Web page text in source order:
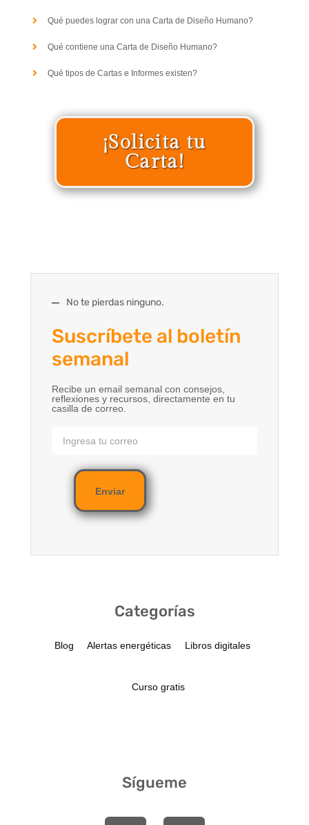
Qué puedes lograr con una Carta de Diseño Humano?
Qué contiene una Carta de Diseño Humano?
Qué tipos de Cartas e Informes existen?
¡Solicita tu
Carta!
No te pierdas ninguno.
Suscríbete al boletín
semanal
Recibe un email semanal con consejos,
reflexiones y recursos, directamente en tu
casilla de correo.
Enviar
Categorías
Blog Alertas energéticas Libros digitales
Curso gratis
Sígueme